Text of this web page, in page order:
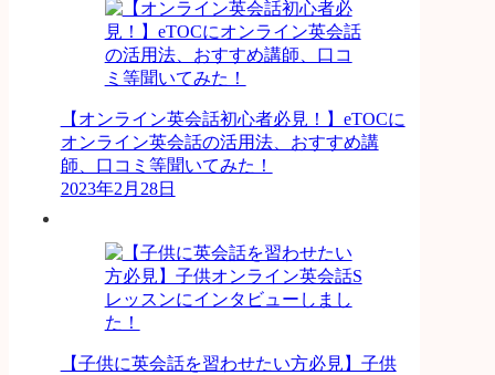
【オンライン英会話初心者必見！】eTOCに
オンライン英会話の活用法、おすすめ講
師、口コミ等聞いてみた！
2023年2月28日
【子供に英会話を習わせたい方必見】子供